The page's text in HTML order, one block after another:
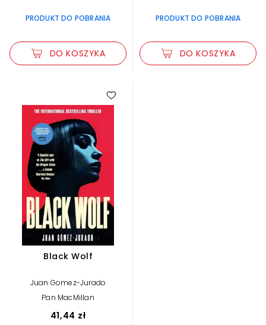
PRODUKT DO POBRANIA
DO KOSZYKA
PRODUKT DO POBRANIA
DO KOSZYKA
Black Wolf
Juan Gomez-Jurado
Pan MacMillan
41,44 zł